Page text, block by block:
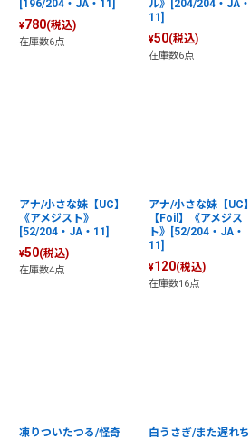
[196/204・JA・11]
¥780(税込)
在庫数6点
ル》[204/204・JA・
11]
¥50(税込)
在庫数6点
アナ/小さな妹【UC】
《アメジスト》
[52/204・JA・11]
¥50(税込)
在庫数4点
アナ/小さな妹【UC】
【Foil】《アメジス
ト》[52/204・JA・
11]
¥120(税込)
在庫数16点
凍りついたつる/怪奇
白うさぎ/また遅れち